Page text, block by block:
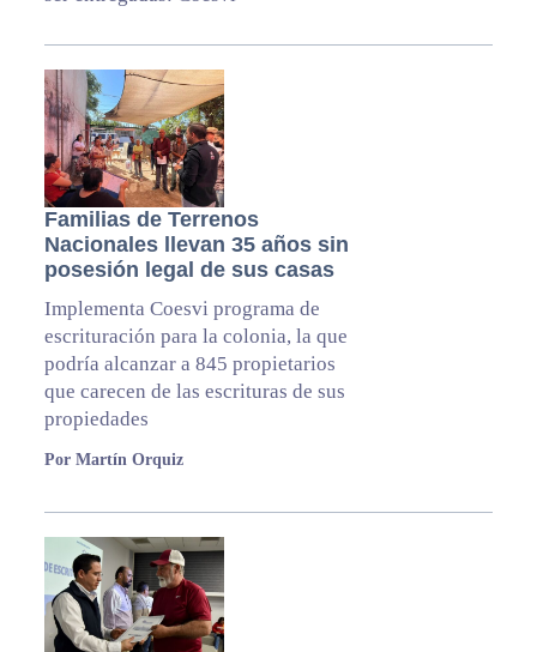
Familias de Terrenos
Nacionales llevan 35 años sin
posesión legal de sus casas
Implementa Coesvi programa de
escrituración para la colonia, la que
podría alcanzar a 845 propietarios
que carecen de las escrituras de sus
propiedades
Por Martín Orquiz